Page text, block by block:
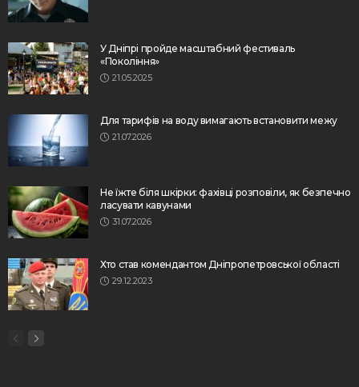
У Дніпрі пройде масштабний фестиваль
«Покоління»
21.05.2025
Для тарифів на воду вимагають встановити межу
21.07.2026
Не їжте біля шкірки: фахівці розповіли, як безпечно
ласувати кавунами
31.07.2026
Хто став комендантом Дніпропетровської області
29.12.2023